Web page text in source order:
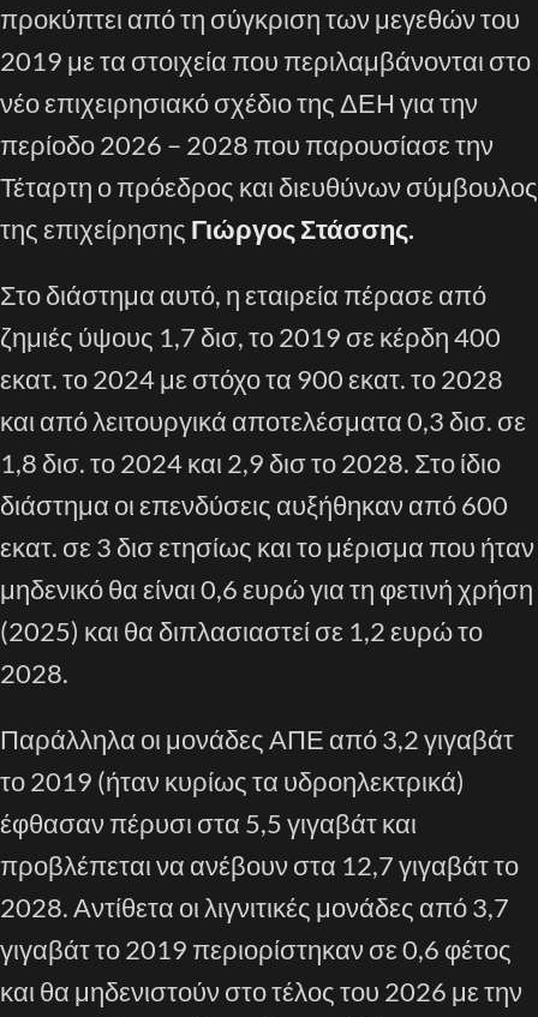
προκύπτει από τη σύγκριση των μεγεθών του
2019 με τα στοιχεία που περιλαμβάνονται στο
νέο επιχειρησιακό σχέδιο της ΔΕΗ για την
περίοδο 2026 – 2028 που παρουσίασε την
Τέταρτη ο πρόεδρος και διευθύνων σύμβουλος
της επιχείρησης Γιώργος Στάσσης.
Στο διάστημα αυτό, η εταιρεία πέρασε από
ζημιές ύψους 1,7 δισ, το 2019 σε κέρδη 400
εκατ. το 2024 με στόχο τα 900 εκατ. το 2028
και από λειτουργικά αποτελέσματα 0,3 δισ. σε
1,8 δισ. το 2024 και 2,9 δισ το 2028. Στο ίδιο
διάστημα οι επενδύσεις αυξήθηκαν από 600
εκατ. σε 3 δισ ετησίως και το μέρισμα που ήταν
μηδενικό θα είναι 0,6 ευρώ για τη φετινή χρήση
(2025) και θα διπλασιαστεί σε 1,2 ευρώ το
2028.
Παράλληλα οι μονάδες ΑΠΕ από 3,2 γιγαβάτ
το 2019 (ήταν κυρίως τα υδροηλεκτρικά)
έφθασαν πέρυσι στα 5,5 γιγαβάτ και
προβλέπεται να ανέβουν στα 12,7 γιγαβάτ το
2028. Αντίθετα οι λιγνιτικές μονάδες από 3,7
γιγαβάτ το 2019 περιορίστηκαν σε 0,6 φέτος
και θα μηδενιστούν στο τέλος του 2026 με την